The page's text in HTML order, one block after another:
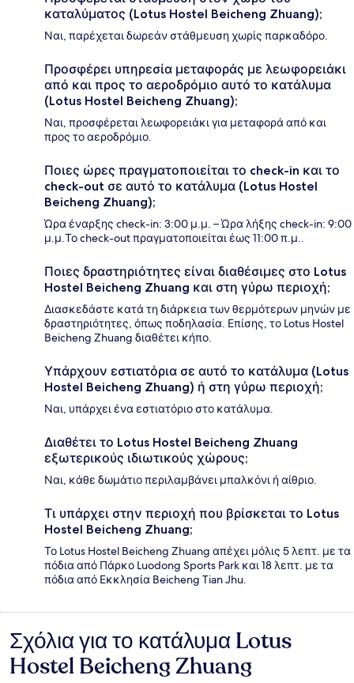
καταλύματος (Lotus Hostel Beicheng Zhuang);
Ναι, παρέχεται δωρεάν στάθμευση χωρίς παρκαδόρο.
Προσφέρει υπηρεσία μεταφοράς με λεωφορειάκι
από και προς το αεροδρόμιο αυτό το κατάλυμα
(Lotus Hostel Beicheng Zhuang);
Ναι, προσφέρεται λεωφορειάκι για μεταφορά από και
προς το αεροδρόμιο.
Ποιες ώρες πραγματοποιείται το check-in και το
check-out σε αυτό το κατάλυμα (Lotus Hostel
Beicheng Zhuang);
Ώρα έναρξης check-in: 3:00 μ.μ. – Ώρα λήξης check-in: 9:00
μ.μ.Το check-out πραγματοποιείται έως 11:00 π.μ..
Ποιες δραστηριότητες είναι διαθέσιμες στο Lotus
Hostel Beicheng Zhuang και στη γύρω περιοχή;
Διασκεδάστε κατά τη διάρκεια των θερμότερων μηνών με
δραστηριότητες, όπως ποδηλασία. Επίσης, το Lotus Hostel
Beicheng Zhuang διαθέτει κήπο.
Υπάρχουν εστιατόρια σε αυτό το κατάλυμα (Lotus
Hostel Beicheng Zhuang) ή στη γύρω περιοχή;
Ναι, υπάρχει ένα εστιατόριο στο κατάλυμα.
Διαθέτει το Lotus Hostel Beicheng Zhuang
εξωτερικούς ιδιωτικούς χώρους;
Ναι, κάθε δωμάτιο περιλαμβάνει μπαλκόνι ή αίθριο.
Τι υπάρχει στην περιοχή που βρίσκεται το Lotus
Hostel Beicheng Zhuang;
Το Lotus Hostel Beicheng Zhuang απέχει μόλις 5 λεπτ. με τα
πόδια από Πάρκο Luodong Sports Park και 18 λεπτ. με τα
πόδια από Εκκλησία Beicheng Tian Jhu.
Σχόλια
Σχόλια για το κατάλυμα Lotus
Hostel Beicheng Zhuang